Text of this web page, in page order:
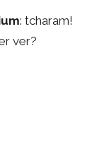
: tcharam!
ver?